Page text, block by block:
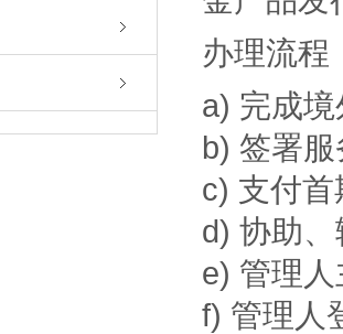
办理流程
a) 完成
b) 签署
c) 支付
d) 协助
e) 管理
f) 管理人